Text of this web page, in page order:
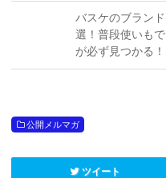
バスケのブラン
選！普段使いも
が必ず見つかる！
公開メルマガ
ツイート